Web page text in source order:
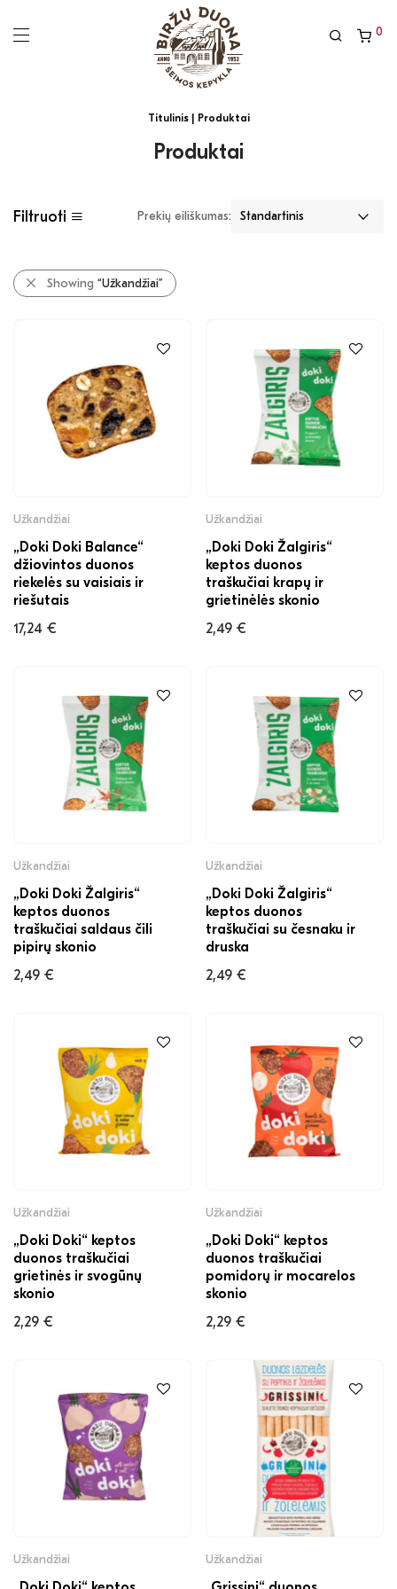
0
Titulinis | Produktai
Produktai
Filtruoti Prekių eiliškumas:
Showing “Užkandžiai”
Užkandžiai
„Doki Doki Balance“
džiovintos duonos
riekelės su vaisiais ir
riešutais
17,24 €
Užkandžiai
„Doki Doki Žalgiris“
keptos duonos
traškučiai krapų ir
grietinėlės skonio
2,49 €
Užkandžiai
„Doki Doki Žalgiris“
keptos duonos
traškučiai saldaus čili
pipirų skonio
2,49 €
Užkandžiai
„Doki Doki Žalgiris“
keptos duonos
traškučiai su česnaku ir
druska
2,49 €
Užkandžiai
„Doki Doki“ keptos
duonos traškučiai
grietinės ir svogūnų
skonio
2,29 €
Užkandžiai
„Doki Doki“ keptos
duonos traškučiai
pomidorų ir mocarelos
skonio
2,29 €
Užkandžiai Užkandžiai